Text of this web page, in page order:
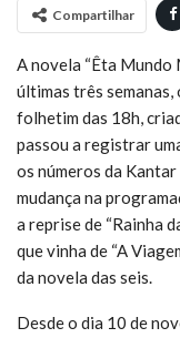
Compartilhar
A novela “Êta Mundo
últimas três semanas,
folhetim das 18h,
passou a registrar
os números da
mudança na
a reprise de “Rainha
que vinha de “A
da novela das seis.
Desde o dia 10 de